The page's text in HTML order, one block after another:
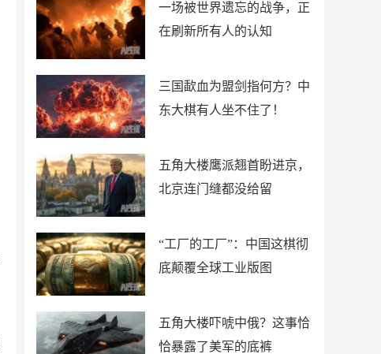
一场被世界遗忘的战争，正
在刷新所有人的认知
三国歃血为盟剑指何方？中
东大棋有人坐不住了！
五角大楼鹰派翘首盼进京，
北京连门缝都没给留
“工厂的工厂”：中国这棋彻
底颠覆全球工业版图
五角大楼吓唬中俄？这事恰
恰暴露了美军的底裤